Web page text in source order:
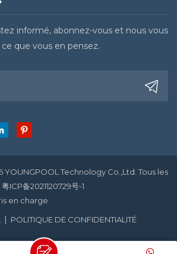
informé, abonnez-vous et nous vous
que vous en pensez.
Technology Co.,Ltd. Tous les
粤ICP备2021120729号-1
en charge
| POLITIQUE DE CONFIDENTIALITÉ